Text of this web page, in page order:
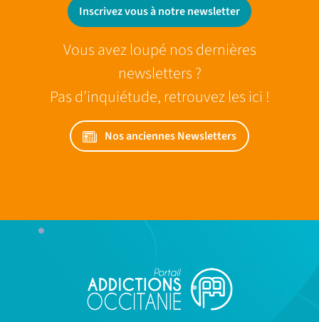
Inscrivez vous à notre newsletter
Vous avez loupé nos dernières
newsletters ?
Pas d’inquiétude, retrouvez les ici !
Nos anciennes Newsletters